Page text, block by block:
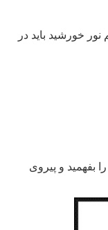
خورشید باید در
بفهمید و پیروی